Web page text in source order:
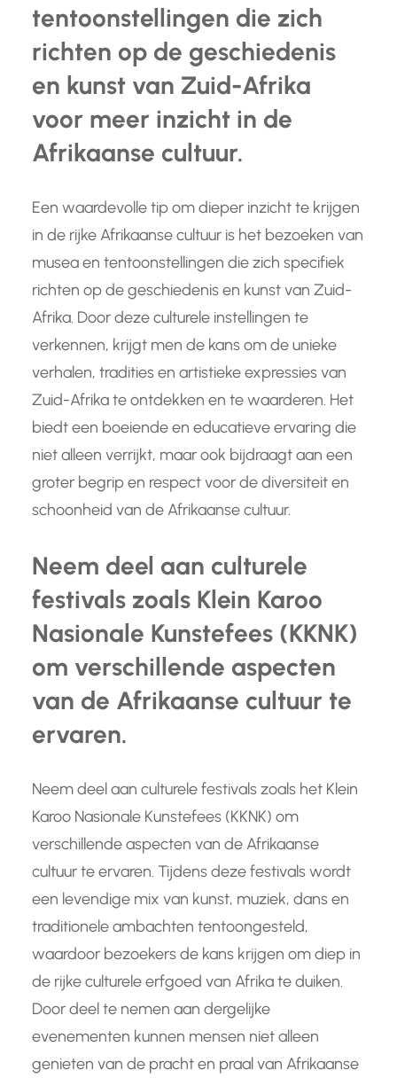
tentoonstellingen die zich
richten op de geschiedenis
en kunst van Zuid-Afrika
voor meer inzicht in de
Afrikaanse cultuur.
Een waardevolle tip om dieper inzicht te krijgen
in de rijke Afrikaanse cultuur is het bezoeken van
musea en tentoonstellingen die zich specifiek
richten op de geschiedenis en kunst van Zuid-
Afrika. Door deze culturele instellingen te
verkennen, krijgt men de kans om de unieke
verhalen, tradities en artistieke expressies van
Zuid-Afrika te ontdekken en te waarderen. Het
biedt een boeiende en educatieve ervaring die
niet alleen verrijkt, maar ook bijdraagt aan een
groter begrip en respect voor de diversiteit en
schoonheid van de Afrikaanse cultuur.
Neem deel aan culturele
festivals zoals Klein Karoo
Nasionale Kunstefees (KKNK)
om verschillende aspecten
van de Afrikaanse cultuur te
ervaren.
Neem deel aan culturele festivals zoals het Klein
Karoo Nasionale Kunstefees (KKNK) om
verschillende aspecten van de Afrikaanse
cultuur te ervaren. Tijdens deze festivals wordt
een levendige mix van kunst, muziek, dans en
traditionele ambachten tentoongesteld,
waardoor bezoekers de kans krijgen om diep in
de rijke culturele erfgoed van Afrika te duiken.
Door deel te nemen aan dergelijke
evenementen kunnen mensen niet alleen
genieten van de pracht en praal van Afrikaanse